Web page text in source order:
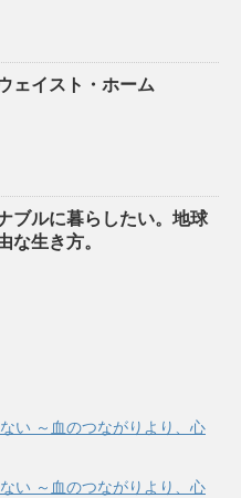
ェイスト・ホーム
ブルに暮らしたい。地球
な生き方。
い ～血のつながりより、心
い ～血のつながりより、心